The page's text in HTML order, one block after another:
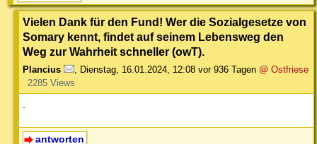
Vielen Dank für den Fund! Wer die Sozialgesetze von
Somary kennt, findet auf seinem Lebensweg den
Weg zur Wahrheit schneller (owT).
Plancius Dienstag, 16.01.2024, 12:08 vor 936 Tagen @ Ostfriese
2285 Views
antworten